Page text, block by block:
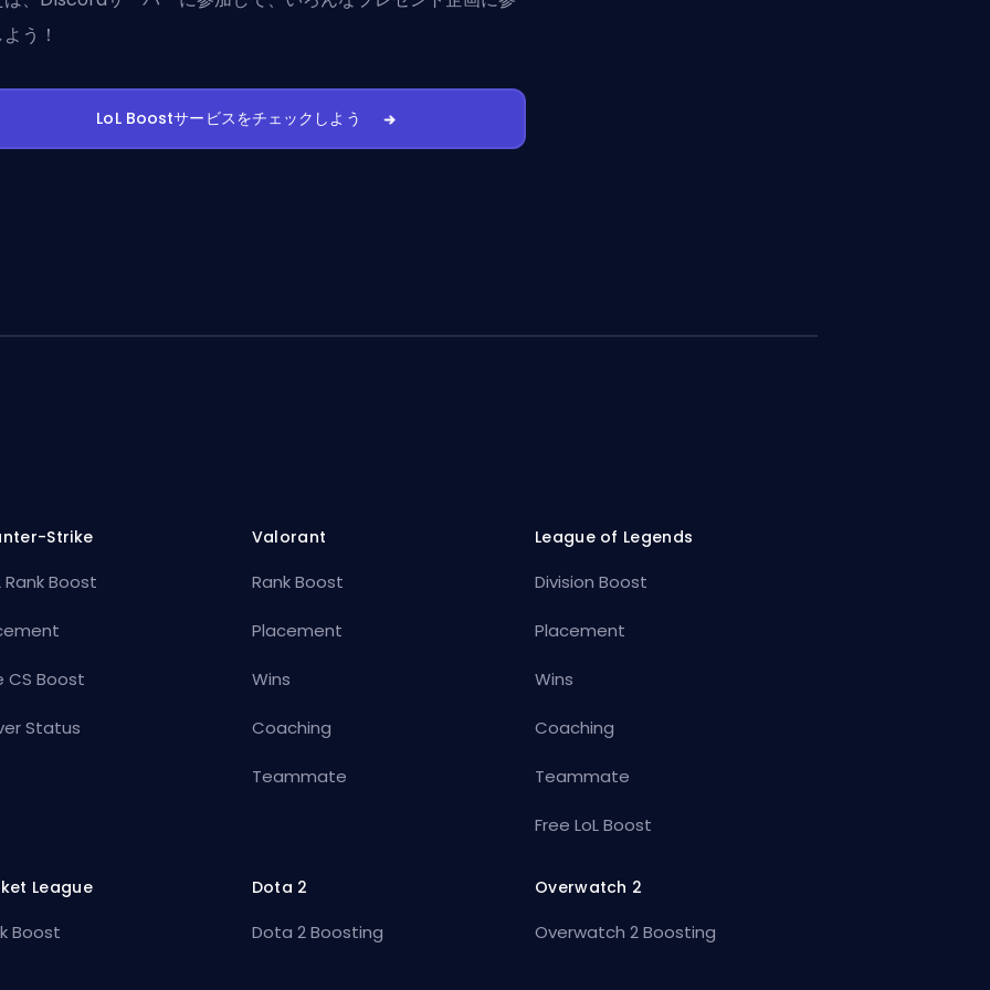
う！
LoL Boostサービスをチェックしよう
Strike
Rank Boost
CS Boost
Status
Valorant
Rank Boost
Placement
Wins
Coaching
Teammate
League of Legends
Division Boost
Placement
Wins
Coaching
Teammate
Free LoL Boost
League
Boost
Dota 2
Dota 2 Boosting
Overwatch 2
Overwatch 2 Boosting